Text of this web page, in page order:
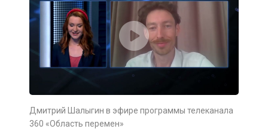
Дмитрий Шалыгин в эфире программы телеканала
360 «Область перемен»